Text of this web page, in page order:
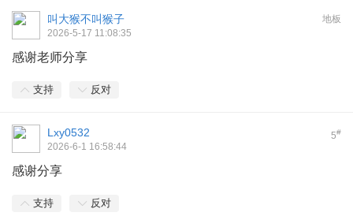
地板
叫大猴不叫猴子
2026-5-17 11:08:35
感谢老师分享
支持 反对
5#
Lxy0532
2026-6-1 16:58:44
感谢分享
支持 反对